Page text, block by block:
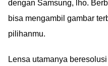
dengan Samsung, lho.
bisa mengambil gambar
pilihanmu.
Lensa utamanya beresolusi